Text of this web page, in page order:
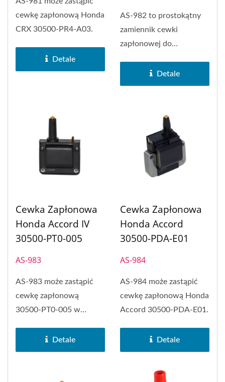
cewkę zapłonową Honda
CRX 30500-PR4-A03.
Detale
AS-982 to prostokątny
zamiennik cewki
zapłonowej do
Acura, w tym Honda...
Detale
Cewka Zapłonowa
Honda Accord IV
30500-PT0-005
AS-983
AS-983 może zastąpić
cewkę zapłonową
30500-PT0-005 w
Detale
Cewka Zapłonowa
Honda Accord
30500-PDA-E01
AS-984
AS-984 może zastąpić
cewkę zapłonową Honda
Accord 30500-PDA-E01.
Detale